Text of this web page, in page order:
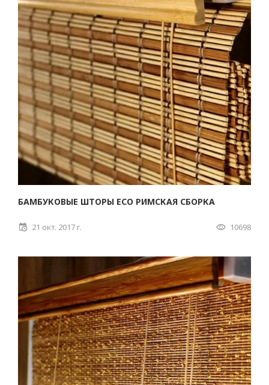
БАМБУКОВЫЕ ШТОРЫ ECO РИМСКАЯ СБОРКА
21 окт. 2017 г. 10698